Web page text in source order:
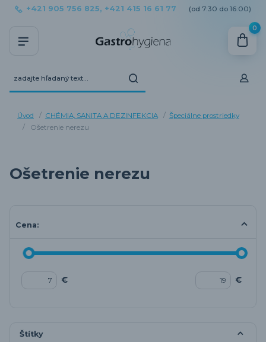
+421 905 756 825, +421 415 16 61 77 (od 7:30 do 16:00)
0
Úvod CHÉMIA, SANITA A DEZINFEKCIA
Špeciálne prostriedky
Ošetrenie nerezu
Ošetrenie nerezu
Cena:
€ €
Štítky